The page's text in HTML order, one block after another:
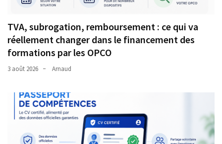
TVA, subrogation, remboursement : ce qui va
réellement changer dans le financement des
formations par les OPCO
3 août 2026 Arnaud